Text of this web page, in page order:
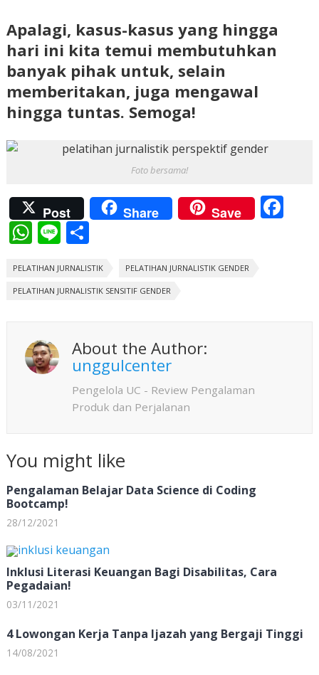
Apalagi, kasus-kasus yang hingga
hari ini kita temui membutuhkan
banyak pihak untuk, selain
memberitakan, juga mengawal
hingga tuntas. Semoga!
Foto bersama!
Post Share Save F
W
at
s
p
p
Li
e
S
ar
e
PELATIHAN JURNALISTIK PELATIHAN JURNALISTIK GENDER
PELATIHAN JURNALISTIK SENSITIF GENDER
About the Author:
unggulcenter
Pengelola UC - Review Pengalaman
Produk dan Perjalanan
You might like
Pengalaman Belajar Data Science di Coding
Bootcamp!
28/12/2021
Inklusi Literasi Keuangan Bagi Disabilitas, Cara
Pegadaian!
03/11/2021
4 Lowongan Kerja Tanpa Ijazah yang Bergaji Tinggi
14/08/2021